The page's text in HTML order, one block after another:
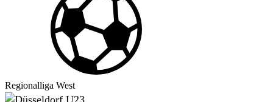
Regionalliga West